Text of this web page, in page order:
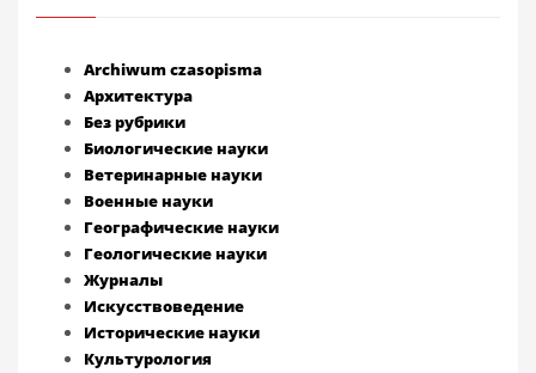
Archiwum czasopisma
Архитектура
Без рубрики
Биологические науки
Ветеринарные науки
Военные науки
Географические науки
Геологические науки
Журналы
Искусствоведение
Исторические науки
Культурология